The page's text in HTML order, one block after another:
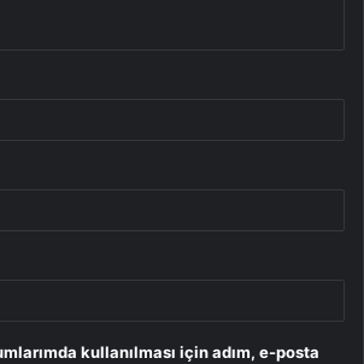
kullanılması için adım, e-posta